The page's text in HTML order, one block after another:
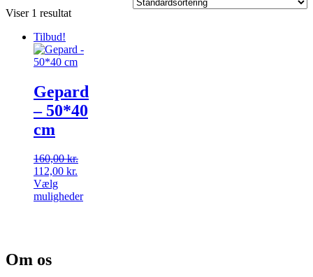
Viser 1 resultat
Tilbud!
Gepard
– 50*40
cm
160,00kr.
Den
oprindelige
pris
112,00 kr.
pris
Vælg
mulighederDette
Om os